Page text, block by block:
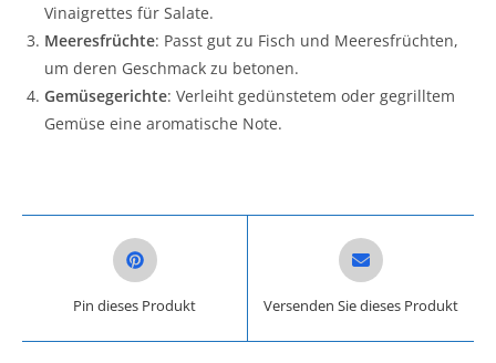
Vinaigrettes für Salate.
Meeresfrüchte: Passt gut zu Fisch und Meeresfrüchten,
um deren Geschmack zu betonen.
Gemüsegerichte: Verleiht gedünstetem oder gegrilltem
Gemüse eine aromatische Note.
Opens in a new window
Pin dieses Produkt
Opens in a new
Versenden Sie dieses Produkt